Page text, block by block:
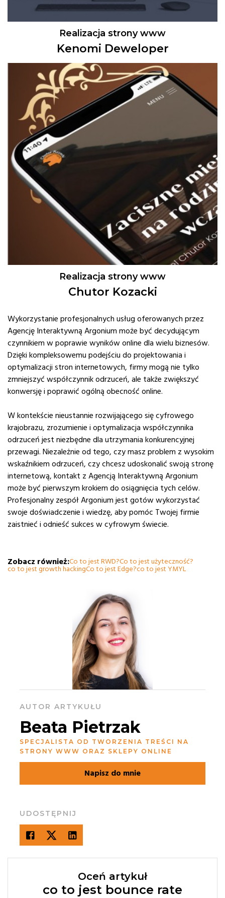
Realizacja strony www
Kenomi Deweloper
Realizacja strony www
Chutor Kozacki
Wykorzystanie profesjonalnych usług oferowanych przez
Agencję Interaktywną Argonium może być decydującym
czynnikiem w poprawie wyników online dla wielu biznesów.
Dzięki kompleksowemu podejściu do projektowania i
optymalizacji stron internetowych, firmy mogą nie tylko
zmniejszyć współczynnik odrzuceń, ale także zwiększyć
konwersję i poprawić ogólną obecność online.
W kontekście nieustannie rozwijającego się cyfrowego
krajobrazu, zrozumienie i optymalizacja współczynnika
odrzuceń jest niezbędne dla utrzymania konkurencyjnej
przewagi. Niezależnie od tego, czy masz problem z wysokim
wskaźnikiem odrzuceń, czy chcesz udoskonalić swoją stronę
internetową, kontakt z Agencją Interaktywną Argonium
może być pierwszym krokiem do osiągnięcia tych celów.
Profesjonalny zespół Argonium jest gotów wykorzystać
swoje doświadczenie i wiedzę, aby pomóc Twojej firmie
zaistnieć i odnieść sukces w cyfrowym świecie.
Zobacz również:Co to jest RWD?Co to jest użyteczność?
co to jest growth hackingCo to jest Edge?co to jest YMYL
AUTOR ARTYKUŁU
Beata Pietrzak
SPECJALISTA OD TWORZENIA TREŚCI NA
STRONY WWW ORAZ SKLEPY ONLINE
Napisz do mnie
UDOSTĘPNIJ
Oceń artykuł
co to jest bounce rate